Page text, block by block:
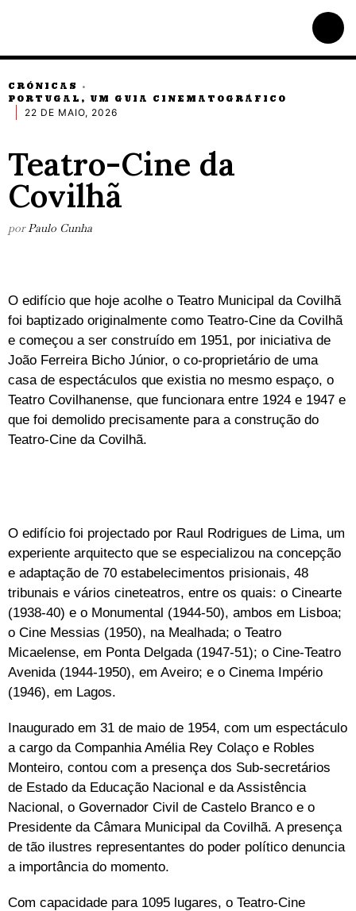
CRÓNICAS
·
PORTUGAL, UM GUIA CINEMATOGRÁFICO
22 DE MAIO, 2026
Teatro-Cine da
Covilhã
por Paulo Cunha
O edifício que hoje acolhe o Teatro Municipal da Covilhã
foi baptizado originalmente como Teatro-Cine da Covilhã
e começou a ser construído em 1951, por iniciativa de
João Ferreira Bicho Júnior, o co-proprietário de uma
casa de espectáculos que existia no mesmo espaço, o
Teatro Covilhanense, que funcionara entre 1924 e 1947 e
que foi demolido precisamente para a construção do
Teatro-Cine da Covilhã.
O edifício foi projectado por Raul Rodrigues de Lima, um
experiente arquitecto que se especializou na concepção
e adaptação de 70 estabelecimentos prisionais, 48
tribunais e vários cineteatros, entre os quais: o Cinearte
(1938-40) e o Monumental (1944-50), ambos em Lisboa;
o Cine Messias (1950), na Mealhada; o Teatro
Micaelense, em Ponta Delgada (1947-51); o Cine-Teatro
Avenida (1944-1950), em Aveiro; e o Cinema Império
(1946), em Lagos.
Inaugurado em 31 de maio de 1954, com um espectáculo
a cargo da Companhia Amélia Rey Colaço e Robles
Monteiro, contou com a presença dos Sub-secretários
de Estado da Educação Nacional e da Assistência
Nacional, o Governador Civil de Castelo Branco e o
Presidente da Câmara Municipal da Covilhã. A presença
de tão ilustres representantes do poder político denuncia
a importância do momento.
Com capacidade para 1095 lugares, o Teatro-Cine